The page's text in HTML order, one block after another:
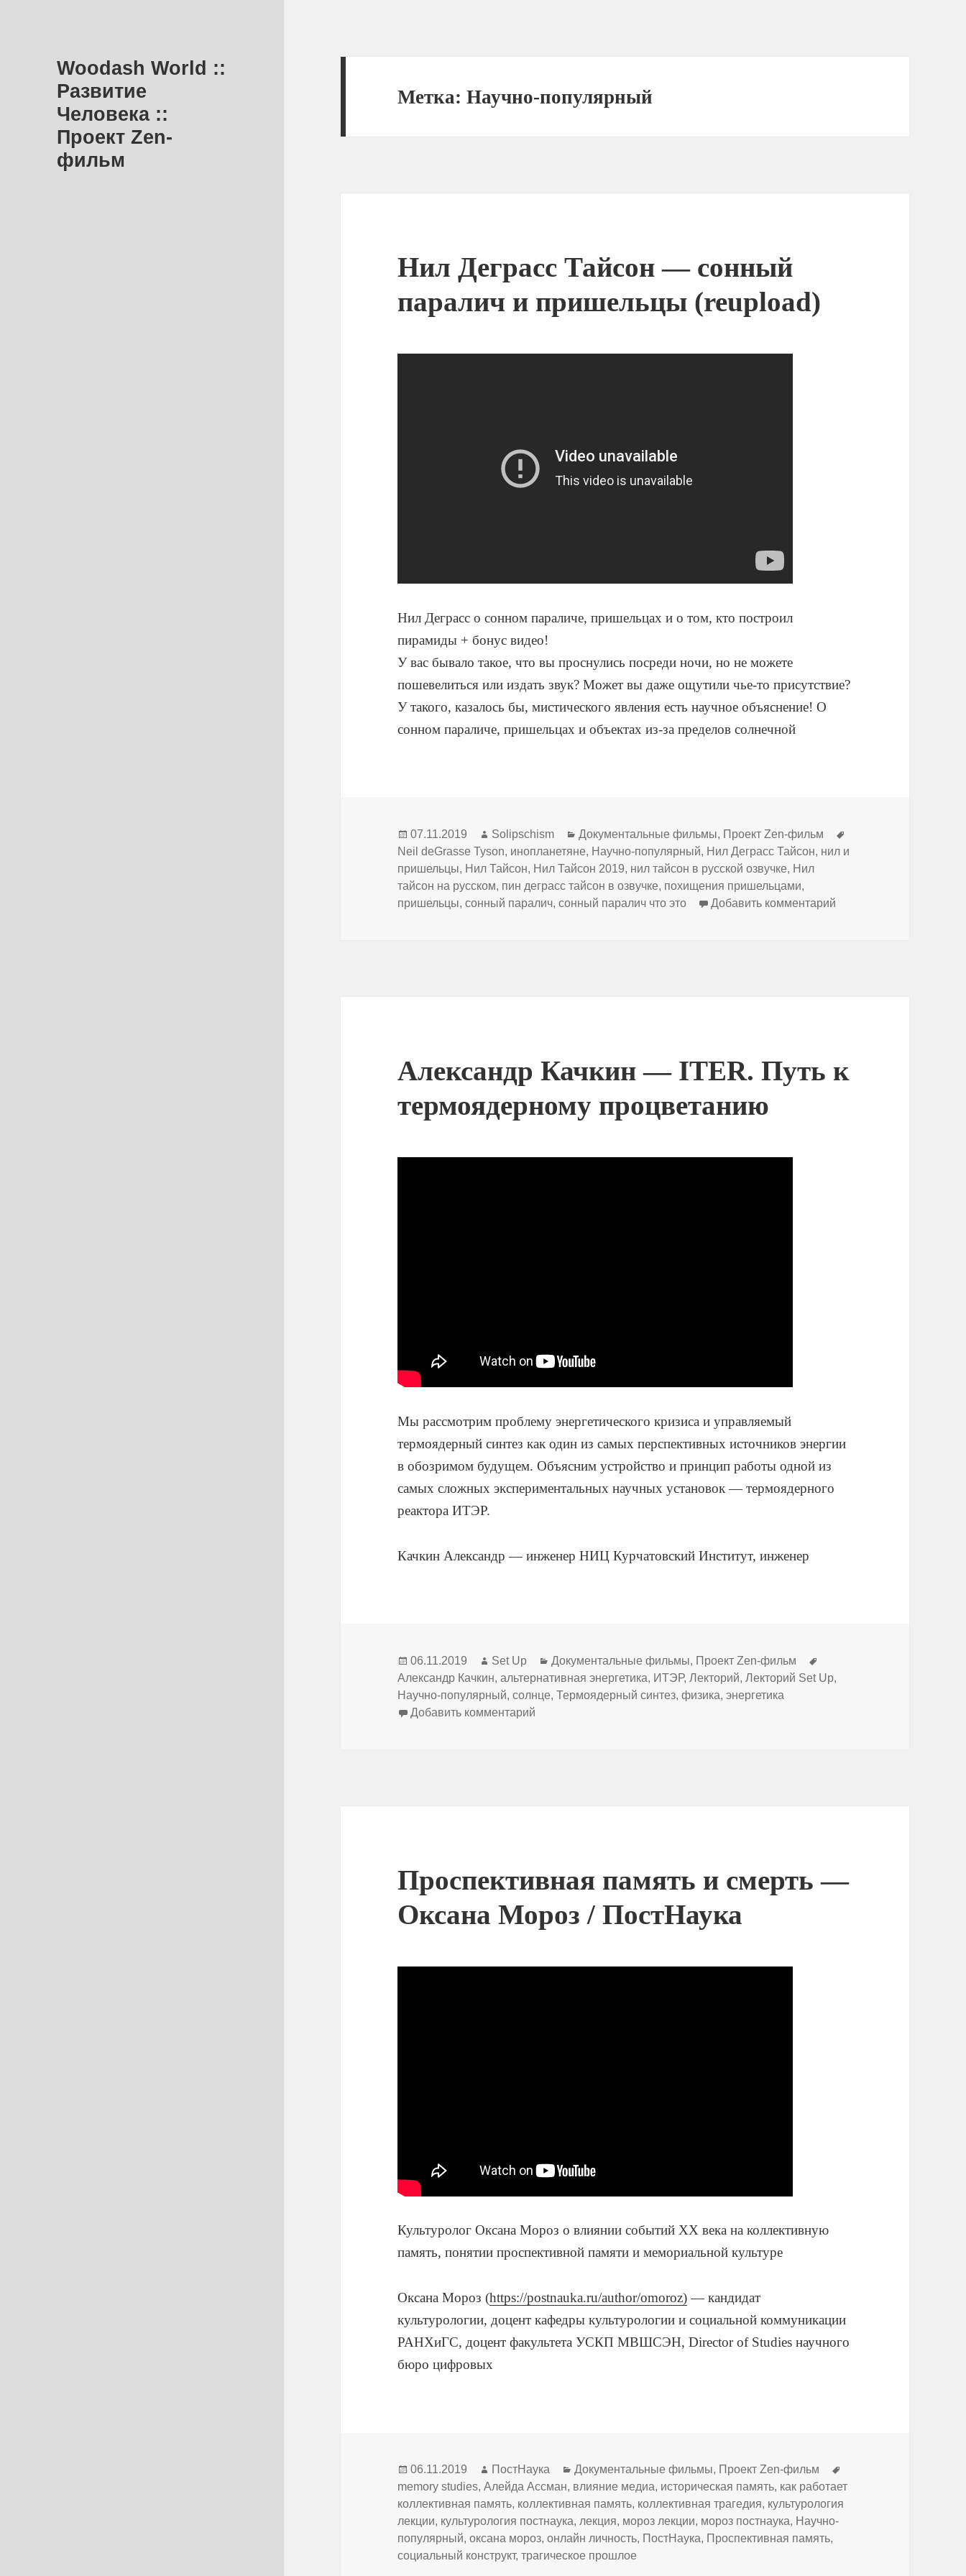
Woodash World ::
Развитие
Человека ::
Проект Zen-
фильм
Метка:Научно-популярный
Нил Деграсс Тайсон — сонный
паралич и пришельцы (reupload)
Нил Деграсс о сонном параличе, пришельцах и о том, кто построил
пирамиды + бонус видео!
У вас бывало такое, что вы проснулись посреди ночи, но не можете
пошевелиться или издать звук? Может вы даже ощутили чье-то присутствие?
У такого, казалось бы, мистического явления есть научное объяснение! О
сонном параличе, пришельцах и объектах из-за пределов солнечной
Опубликовано
07.11.2019 Автор
Solipschism Рубрики
Документальные фильмы, Проект Zen-фильм
Neil deGrasse Tyson, инопланетяне, Научно-популярный, Нил Деграсс Тайсон, нил и
пришельцы, Нил Тайсон, Нил Тайсон 2019, нил тайсон в русской озвучке, Нил
тайсон на русском, пин деграсс тайсон в озвучке, похищения пришельцами,
пришельцы,сонный паралич,сонный паралич что это Добавить комментарий
Александр Качкин — ITER. Путь к
термоядерному процветанию
Мы рассмотрим проблему энергетического кризиса и управляемый
термоядерный синтез как один из самых перспективных источников энергии
в обозримом будущем. Объясним устройство и принцип работы одной из
самых сложных экспериментальных научных установок — термоядерного
реактора ИТЭР.
Качкин Александр — инженер НИЦ Курчатовский Институт, инженер
Опубликовано
06.11.2019 Автор
Set Up Рубрики
Документальные фильмы, Проект Zen-фильм
Александр Качкин,альтернативная энергетика, ИТЭР,Лекторий,Лекторий Set Up,
Научно-популярный,солнце,Термоядерный синтез,физика,энергетика
Добавить комментарий
Проспективная память и смерть —
Оксана Мороз / ПостНаука
Культуролог Оксана Мороз о влиянии событий XX века на коллективную
память, понятии проспективной памяти и мемориальной культуре
Оксана Мороз (https://postnauka.ru/author/omoroz)— кандидат
культурологии, доцент кафедры культурологии и социальной коммуникации
РАНХиГС, доцент факультета УСКП МВШСЭН, Director of Studies научного
бюро цифровых
Опубликовано
06.11.2019 Автор
ПостНаука Рубрики
Документальные фильмы, Проект Zen-фильм
memory studies,Алейда Ассман, влияние медиа, историческая память, как работает
коллективная память, коллективная память, коллективная трагедия, культурология
лекции, культурология постнаука, лекция, мороз лекции, мороз постнаука, Научно-
популярный,оксана мороз,онлайн личность, ПостНаука, Проспективная память,
социальный конструкт,трагическое прошлое